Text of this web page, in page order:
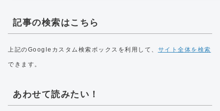
記事の検索はこちら
上記のGoogleカスタム検索ボックスを利用して、 サイト全体を検索
できます。
あわせて読みたい！